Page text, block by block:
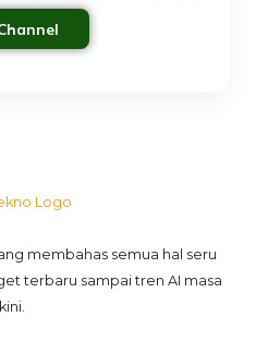
membahas semua hal seru
terbaru sampai tren AI masa
kini.